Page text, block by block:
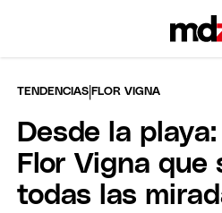
TENDENCIAS |FLOR VIGNA
Desde la
Flor Vigna que
todas las